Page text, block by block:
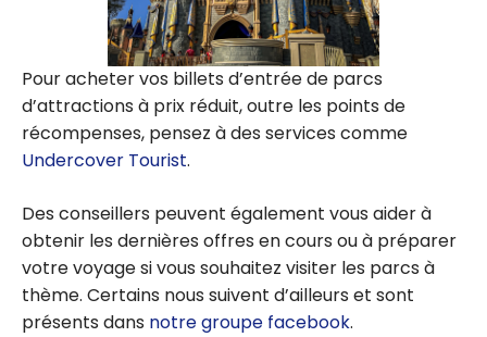
Pour acheter vos billets d’entrée de parcs
d’attractions à prix réduit, outre les points de
récompenses, pensez à des services comme
Undercover Tourist.
Des conseillers peuvent également vous aider à
obtenir les dernières offres en cours ou à préparer
votre voyage si vous souhaitez visiter les parcs à
thème. Certains nous suivent d’ailleurs et sont
présents dans notre groupe facebook.